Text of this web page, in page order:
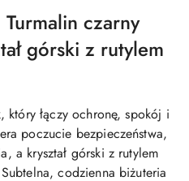
czarny
górski z rutylem
który łączy ochronę, spokój i
poczucie bezpieczeństwa,
a kryształ górski z rutylem
codzienna biżuteria